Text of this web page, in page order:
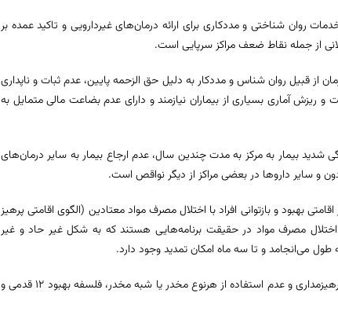
روان شناختی و مددکاری برای ارائه درمان‌های غیردارویی و تاکید عمده بر
از جمله نقاط ضعف مراکز سرپایی است.
از قبیل روان شناس و مددکار به دلیل حق الزحمه پایین، عدم ثبات و ناپداری
ریزش آماری بسیاری از بیماران نیازمند و دارای عدم بضاعت مالی متمایل به
بیمار به مرکز به مدت چندین سال، عدم ارجاع بیمار به سایر درمان‌های
و سایر داروها در بعضی مراکز از دیگر نواقص است.
بهبود و بازتوانی افراد با اختلال مصرف مواد معتادین (الگوی اقامتی پرهیز
اختلال مصرف مواد در حقیقت برنامه‌هایی هستند که به شکل غیر حاد و غیر
می‌انجامد و تا سه ماه امکان تمدید وجود دارد.
عرب‌نژاد ادامه داد: اساس این برنامه‌ها برپایه خودیاری، پرهیزمداری و عدم استفاده از هرنوع مخدر یا شبه مخدر، فلسفه بهبود 12 قدمی و